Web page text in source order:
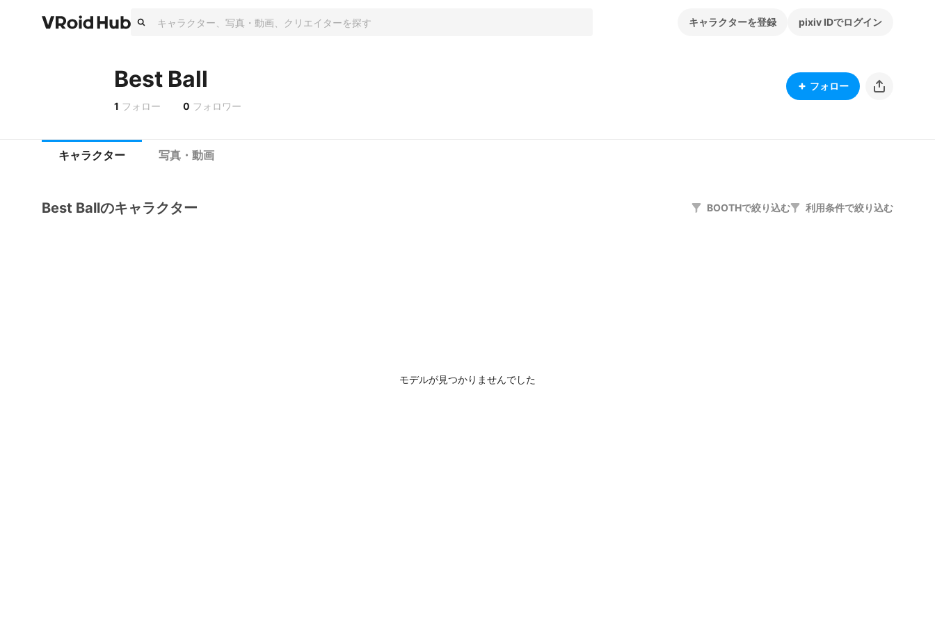
キャラクターを登録 pixiv IDでログイン
Best Ball
1 フォロー 0 フォロワー
フォロー
キャラクター 写真・動画
Best Ballのキャラクター BOOTHで絞り込む 利用条件で絞り込む
モデルが見つかりませんでした